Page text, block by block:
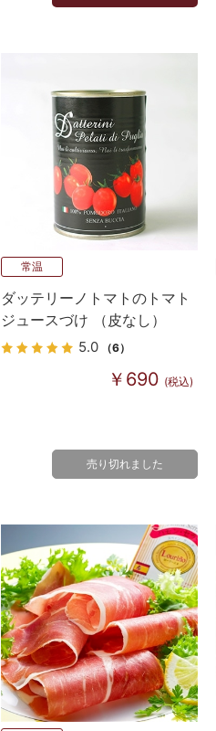
常温
ダッテリーノトマトのトマト
ジュースづけ （皮なし）
400g
5.0 （6）
￥690 (税込)
売り切れました